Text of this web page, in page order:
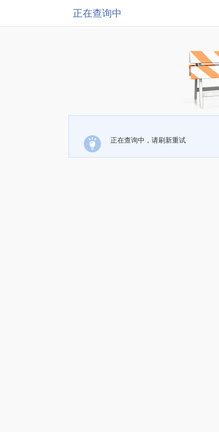
正在查询中
正在查询中，请刷新重试